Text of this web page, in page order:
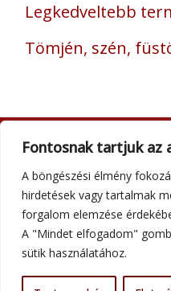
Fontosnak tartjuk az
A böngészési élmény
hirdetések vagy tartalmak
forgalom elemzése
A "Mindet elfogadom"
sütik használatához.
Legkedveltebb
Tömjén, szén,
Általános
Minden jog fenntartva © 2026